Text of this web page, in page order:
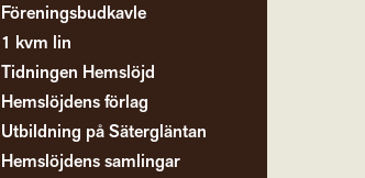
Föreningsbudkavle
1 kvm lin
Tidningen Hemslöjd
Hemslöjdens förlag
Utbildning på Sätergläntan
Hemslöjdens samlingar